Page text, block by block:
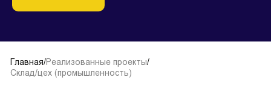
Главная/Реализованные проекты/
Склад/цех (промышленность)